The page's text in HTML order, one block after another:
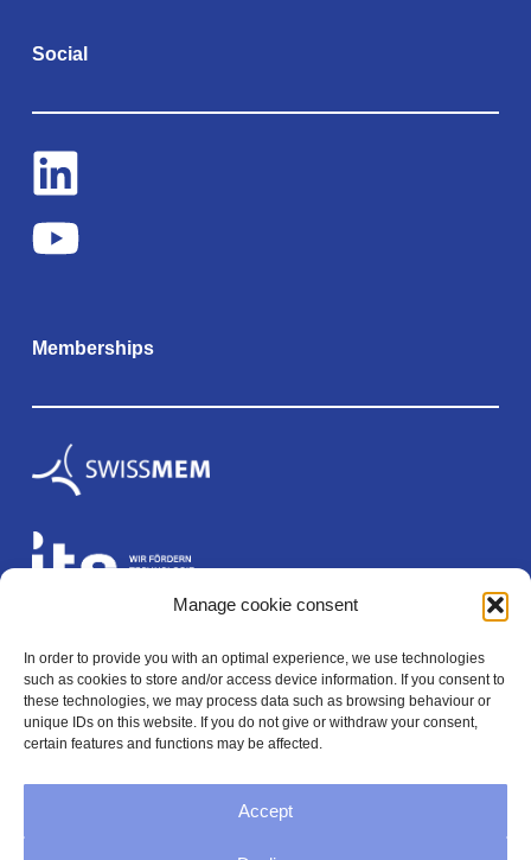
Manage cookie consent
In order to provide you with an optimal experience, we use technologies
such as cookies to store and/or access device information. If you consent to
these technologies, we may process data such as browsing behaviour or
unique IDs on this website. If you do not give or withdraw your consent,
certain features and functions may be affected.
Accept
Social
Memberships
Legal
Imprint